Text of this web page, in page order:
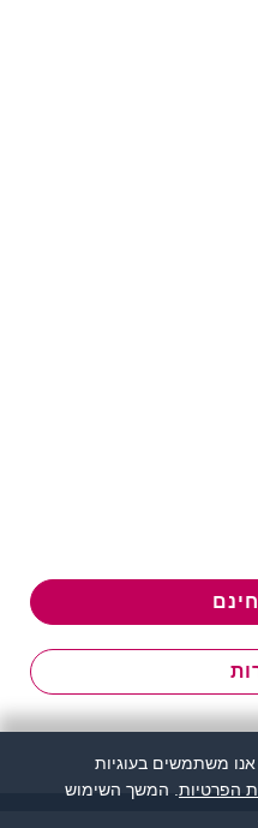
משתמשים בעוגיות
הפרטיות . המשך השימוש